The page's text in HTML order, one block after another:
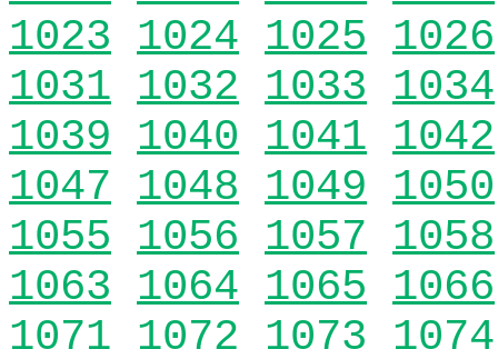
1023 1024 1025 1026
1031 1032 1033 1034
1039 1040 1041 1042
1047 1048 1049 1050
1055 1056 1057 1058
1063 1064 1065 1066
1071 1072 1073 1074